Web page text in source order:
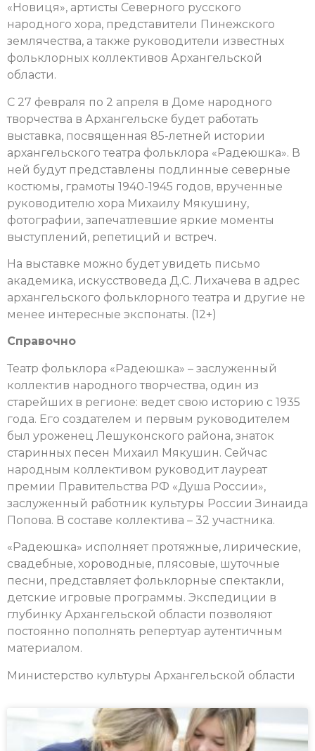
«Новиця», артисты Северного русского
народного хора, представители Пинежского
землячества, а также руководители известных
фольклорных коллективов Архангельской
области.
С 27 февраля по 2 апреля в Доме народного
творчества в Архангельске будет работать
выставка, посвященная 85-летней истории
архангельского театра фольклора «Радеюшка». В
ней будут представлены подлинные северные
костюмы, грамоты 1940-1945 годов, врученные
руководителю хора Михаилу Мякушину,
фотографии, запечатлевшие яркие моменты
выступлений, репетиций и встреч.
На выставке можно будет увидеть письмо
академика, искусствоведа Д.С. Лихачева в адрес
архангельского фольклорного театра и другие не
менее интересные экспонаты. (12+)
Справочно
Театр фольклора «Радеюшка» – заслуженный
коллектив народного творчества, один из
старейших в регионе: ведет свою историю с 1935
года. Его создателем и первым руководителем
был уроженец Лешуконского района, знаток
старинных песен Михаил Мякушин. Сейчас
народным коллективом руководит лауреат
премии Правительства РФ «Душа России»,
заслуженный работник культуры России Зинаида
Попова. В составе коллектива – 32 участника.
«Радеюшка» исполняет протяжные, лирические,
свадебные, хороводные, плясовые, шуточные
песни, представляет фольклорные спектакли,
детские игровые программы. Экспедиции в
глубинку Архангельской области позволяют
постоянно пополнять репертуар аутентичным
материалом.
Министерство культуры Архангельской области